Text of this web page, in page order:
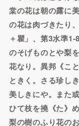
棠の花は朝の露に
の花は肉づきたり
＋瞿」、第3水準
のそげものとや梨
花なり。異邦《こ
ときく。さる珍し
美しきにや。また
ひて枝を撓《た》
梨の樹のふり花の